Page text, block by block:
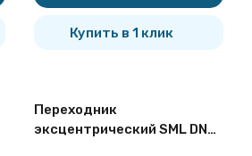
Купить в 1 клик
Переходник
эксцентрический SML DN